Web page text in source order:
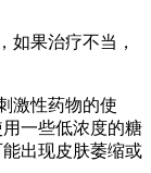
如果治疗不当，
激性药物的使
一些低浓度的糖
出现皮肤萎缩或